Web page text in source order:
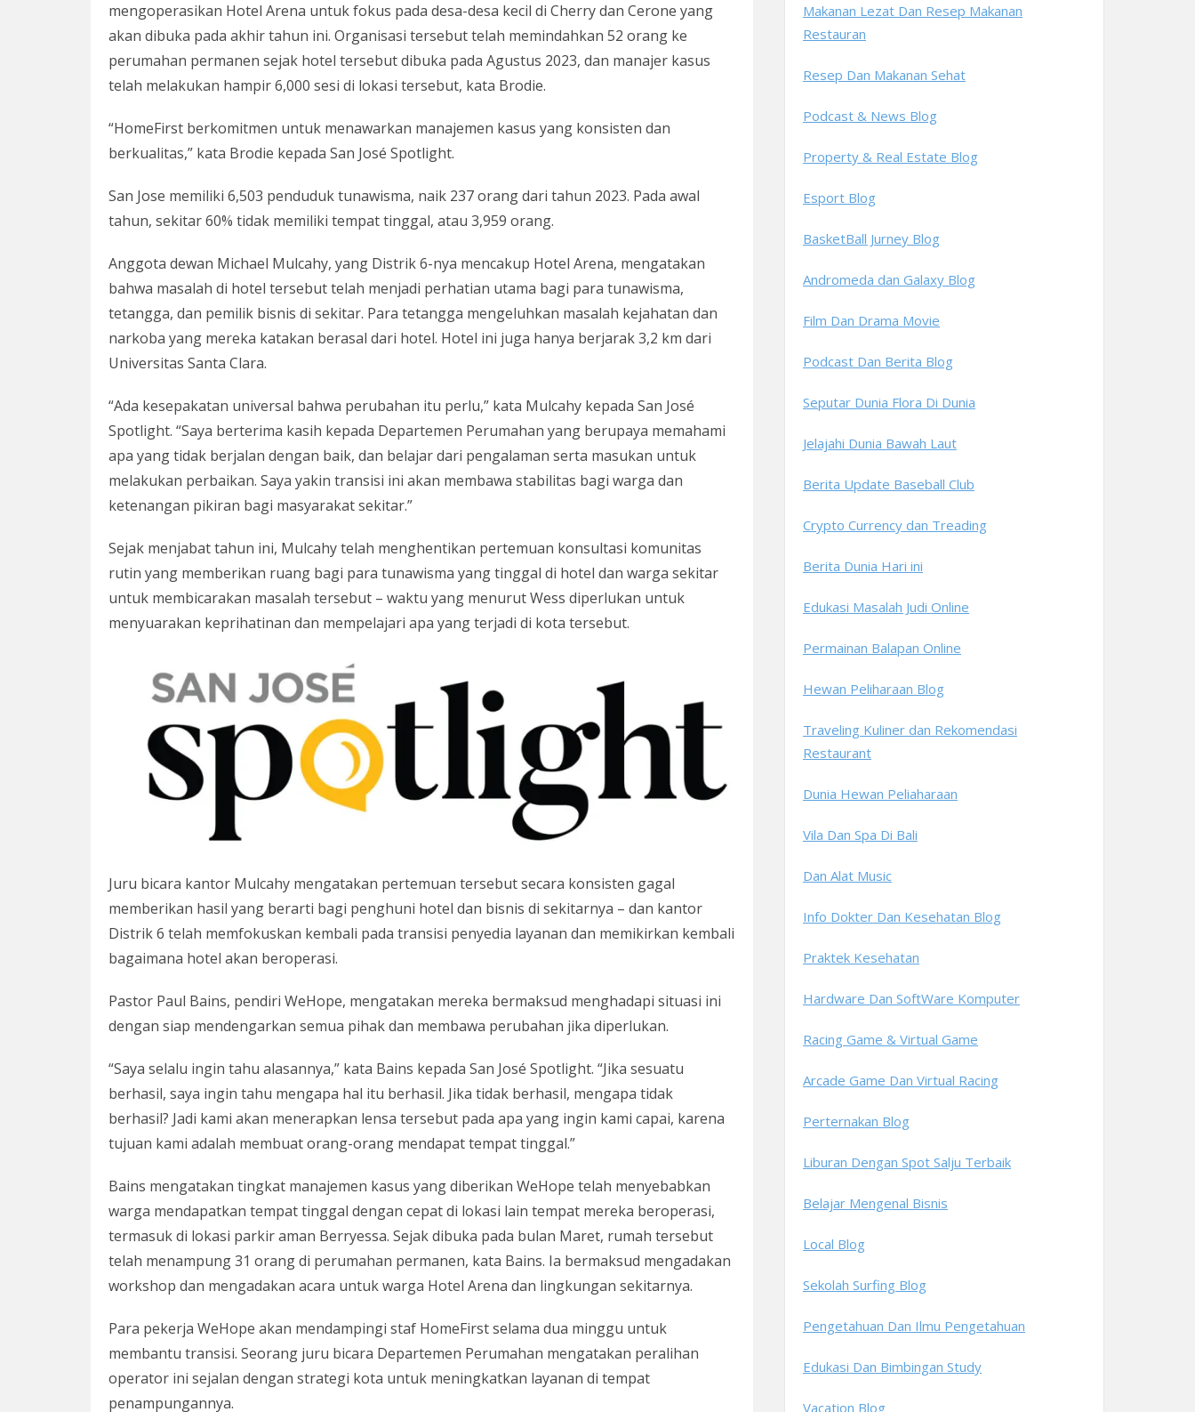
mengoperasikan Hotel Arena untuk fokus pada desa-desa kecil di Cherry dan Cerone yang
akan dibuka pada akhir tahun ini. Organisasi tersebut telah memindahkan 52 orang ke
perumahan permanen sejak hotel tersebut dibuka pada Agustus 2023, dan manajer kasus
telah melakukan hampir 6,000 sesi di lokasi tersebut, kata Brodie.
“HomeFirst berkomitmen untuk menawarkan manajemen kasus yang konsisten dan
berkualitas,” kata Brodie kepada San José Spotlight.
San Jose memiliki 6,503 penduduk tunawisma, naik 237 orang dari tahun 2023. Pada awal
tahun, sekitar 60% tidak memiliki tempat tinggal, atau 3,959 orang.
Anggota dewan Michael Mulcahy, yang Distrik 6-nya mencakup Hotel Arena, mengatakan
bahwa masalah di hotel tersebut telah menjadi perhatian utama bagi para tunawisma,
tetangga, dan pemilik bisnis di sekitar. Para tetangga mengeluhkan masalah kejahatan dan
narkoba yang mereka katakan berasal dari hotel. Hotel ini juga hanya berjarak 3,2 km dari
Universitas Santa Clara.
“Ada kesepakatan universal bahwa perubahan itu perlu,” kata Mulcahy kepada San José
Spotlight. “Saya berterima kasih kepada Departemen Perumahan yang berupaya memahami
apa yang tidak berjalan dengan baik, dan belajar dari pengalaman serta masukan untuk
melakukan perbaikan. Saya yakin transisi ini akan membawa stabilitas bagi warga dan
ketenangan pikiran bagi masyarakat sekitar.”
Sejak menjabat tahun ini, Mulcahy telah menghentikan pertemuan konsultasi komunitas
rutin yang memberikan ruang bagi para tunawisma yang tinggal di hotel dan warga sekitar
untuk membicarakan masalah tersebut – waktu yang menurut Wess diperlukan untuk
menyuarakan keprihatinan dan mempelajari apa yang terjadi di kota tersebut.
Juru bicara kantor Mulcahy mengatakan pertemuan tersebut secara konsisten gagal
memberikan hasil yang berarti bagi penghuni hotel dan bisnis di sekitarnya – dan kantor
Distrik 6 telah memfokuskan kembali pada transisi penyedia layanan dan memikirkan kembali
bagaimana hotel akan beroperasi.
Pastor Paul Bains, pendiri WeHope, mengatakan mereka bermaksud menghadapi situasi ini
dengan siap mendengarkan semua pihak dan membawa perubahan jika diperlukan.
“Saya selalu ingin tahu alasannya,” kata Bains kepada San José Spotlight. “Jika sesuatu
berhasil, saya ingin tahu mengapa hal itu berhasil. Jika tidak berhasil, mengapa tidak
berhasil? Jadi kami akan menerapkan lensa tersebut pada apa yang ingin kami capai, karena
tujuan kami adalah membuat orang-orang mendapat tempat tinggal.”
Bains mengatakan tingkat manajemen kasus yang diberikan WeHope telah menyebabkan
warga mendapatkan tempat tinggal dengan cepat di lokasi lain tempat mereka beroperasi,
termasuk di lokasi parkir aman Berryessa. Sejak dibuka pada bulan Maret, rumah tersebut
telah menampung 31 orang di perumahan permanen, kata Bains. Ia bermaksud mengadakan
workshop dan mengadakan acara untuk warga Hotel Arena dan lingkungan sekitarnya.
Para pekerja WeHope akan mendampingi staf HomeFirst selama dua minggu untuk
membantu transisi. Seorang juru bicara Departemen Perumahan mengatakan peralihan
operator ini sejalan dengan strategi kota untuk meningkatkan layanan di tempat
penampungannya.
Makanan Lezat Dan Resep Makanan
Restauran
Resep Dan Makanan Sehat
Podcast & News Blog
Property & Real Estate Blog
Esport Blog
BasketBall Jurney Blog
Andromeda dan Galaxy Blog
Film Dan Drama Movie
Podcast Dan Berita Blog
Seputar Dunia Flora Di Dunia
Jelajahi Dunia Bawah Laut
Berita Update Baseball Club
Crypto Currency dan Treading
Berita Dunia Hari ini
Edukasi Masalah Judi Online
Permainan Balapan Online
Hewan Peliharaan Blog
Traveling Kuliner dan Rekomendasi
Restaurant
Dunia Hewan Peliaharaan
Vila Dan Spa Di Bali
Dan Alat Music
Info Dokter Dan Kesehatan Blog
Praktek Kesehatan
Hardware Dan SoftWare Komputer
Racing Game & Virtual Game
Arcade Game Dan Virtual Racing
Perternakan Blog
Liburan Dengan Spot Salju Terbaik
Belajar Mengenal Bisnis
Local Blog
Sekolah Surfing Blog
Pengetahuan Dan Ilmu Pengetahuan
Edukasi Dan Bimbingan Study
Vacation Blog